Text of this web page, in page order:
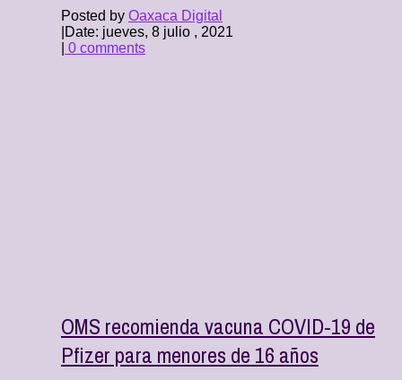
Posted by Oaxaca Digital
Date: jueves, 8 julio , 2021
0 comments
OMS recomienda vacuna COVID-19 de
Pfizer para menores de 16 años